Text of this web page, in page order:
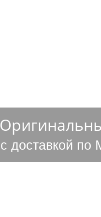
с доставкой по